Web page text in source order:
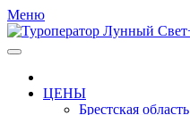
Меню
ЦЕНЫ
Брестская область